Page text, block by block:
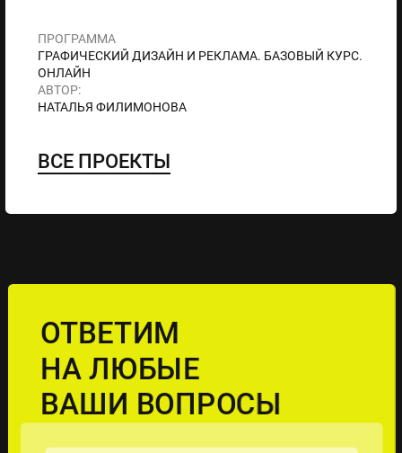
ПРОГРАММА
ГРАФИЧЕСКИЙ ДИЗАЙН И РЕКЛАМА. БАЗОВЫЙ КУРС.
ОНЛАЙН
АВТОР:
НАТАЛЬЯ ФИЛИМОНОВА
ВСЕ ПРОЕКТЫ
ОТВЕТИМ
НА ЛЮБЫЕ
ВАШИ ВОПРОСЫ